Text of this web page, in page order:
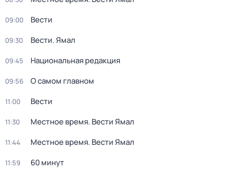
09:00 Вести
09:30 Вести. Ямал
09:45 Национальная редакция
09:56 О самом главном
11:00 Вести
11:30 Местное время. Вести Ямал
11:44 Местное время. Вести Ямал
11:59 60 минут